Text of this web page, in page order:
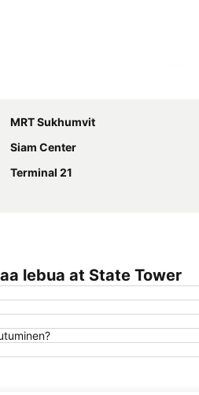
MRT Sukhumvit
Siam Center
Terminal 21
lebua at State Tower